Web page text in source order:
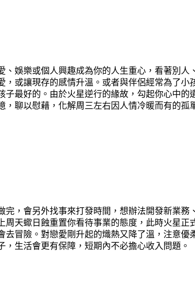
娛樂或個人興趣成為你的人生重心，看著別人、
，或讓現存的感情升溫。或者與伴侶經常為了小
子最好的。由於火星逆行的緣故，勾起你心中的
聊以慰藉，化解周三左右因人情冷暖而有的孤
，會另外找事來打發時間，想辦法開發新業務、
周天蠍日蝕重置你看待事業的態度，此時火星正
冒險。對戀愛剛升起的熾熱又降了溫，注意優
生活會更有保障，短期內不必擔心收入問題。